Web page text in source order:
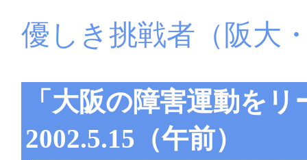
優しき挑戦者（阪大
「大阪の障害運動を
2002.5.15（午前）